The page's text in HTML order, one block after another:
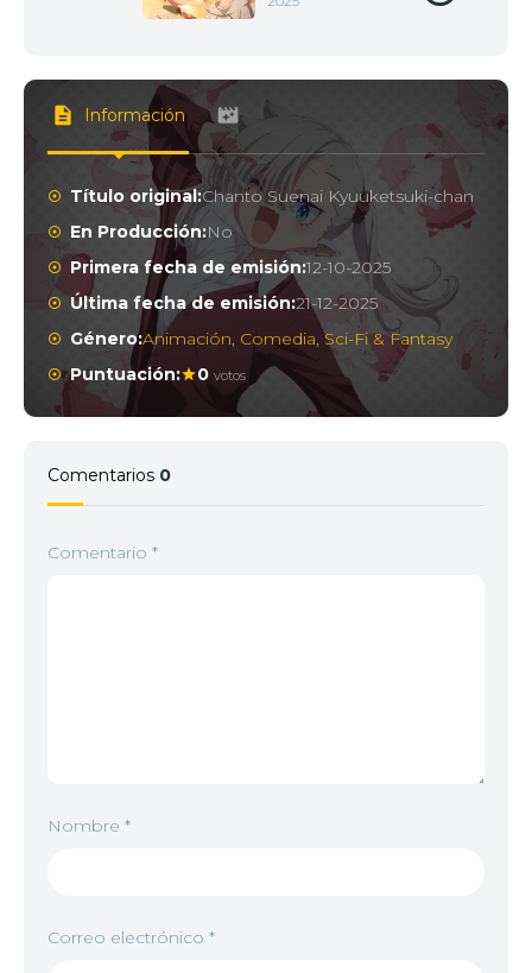
Información
Título original:Chanto Suenai Kyuuketsuki-chan
En Producción:No
Primera fecha de emisión:12-10-2025
Última fecha de emisión:21-12-2025
Género:Animación, Comedia,Sci-Fi & Fantasy
Puntuación:
0 votos
Comentarios 0
Comentario *
Nombre *
Correo electrónico *